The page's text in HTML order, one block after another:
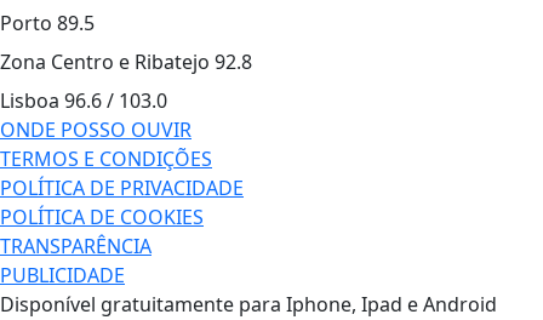
Porto 89.5
Zona Centro e Ribatejo 92.8
Lisboa 96.6 / 103.0
ONDE POSSO OUVIR
TERMOS E CONDIÇÕES
POLÍTICA DE PRIVACIDADE
POLÍTICA DE COOKIES
TRANSPARÊNCIA
PUBLICIDADE
Disponível gratuitamente para Iphone, Ipad e Android